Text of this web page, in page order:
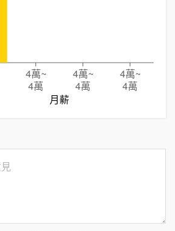
4萬~
4萬
4萬~
4萬
4萬~
4萬
月薪